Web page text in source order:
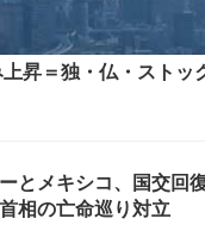
上昇＝独・仏・ストッ
とメキシコ、国交回
相の亡命巡り対立